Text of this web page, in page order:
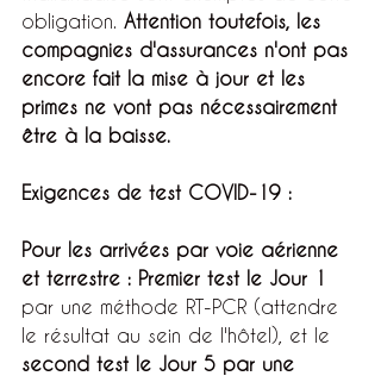
obligation. Attention toutefois, les
compagnies d'assurances n'ont pas
encore fait la mise à jour et les
primes ne vont pas nécessairement
être à la baisse.
Exigences de test COVID-19 :
Pour les arrivées par voie aérienne
et terrestre : Premier test le Jour 1
par une méthode RT-PCR (attendre
le résultat au sein de l'hôtel), et le
second test le Jour 5 par une